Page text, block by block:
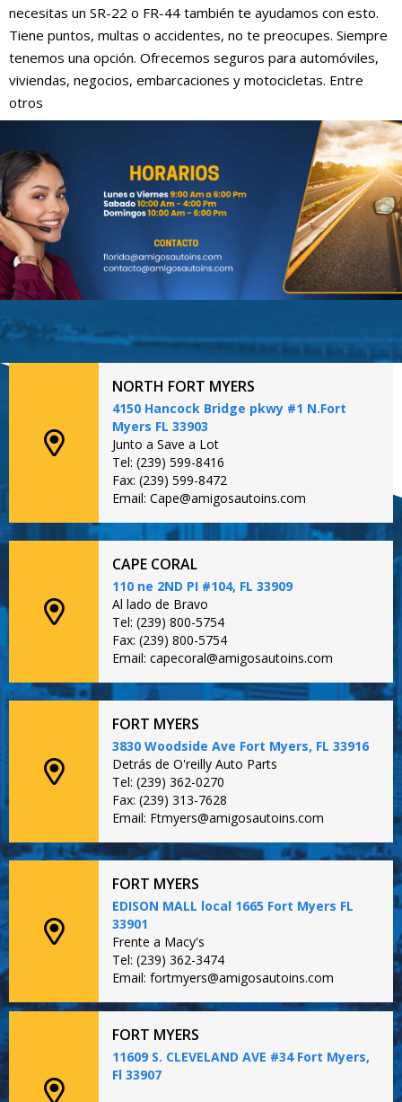
necesitas un SR-22 o FR-44 también te ayudamos con esto.
Tiene puntos, multas o accidentes, no te preocupes. Siempre
tenemos una opción. Ofrecemos seguros para automóviles,
viviendas, negocios, embarcaciones y motocicletas. Entre
otros
NORTH FORT MYERS
4150 Hancock Bridge pkwy #1 N.Fort
Myers FL 33903
Junto a Save a Lot
Tel: (239) 599-8416
Fax: (239) 599-8472
Email: Cape@amigosautoins.com
CAPE CORAL
110 ne 2ND PI #104, FL 33909
Al lado de Bravo
Tel: (239) 800-5754
Fax: (239) 800-5754
Email: capecoral@amigosautoins.com
FORT MYERS
3830 Woodside Ave Fort Myers, FL 33916
Detrás de O'reilly Auto Parts
Tel: (239) 362-0270
Fax: (239) 313-7628
Email: Ftmyers@amigosautoins.com
FORT MYERS
EDISON MALL local 1665 Fort Myers FL
33901
Frente a Macy's
Tel: (239) 362-3474
Email: fortmyers@amigosautoins.com
FORT MYERS
11609 S. CLEVELAND AVE #34 Fort Myers,
Fl 33907